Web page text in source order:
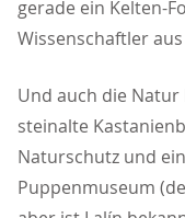
gerade ein Kelten-
Wissenschaftler
Und auch die
steinalte
Naturschutz und
Puppenmuseum